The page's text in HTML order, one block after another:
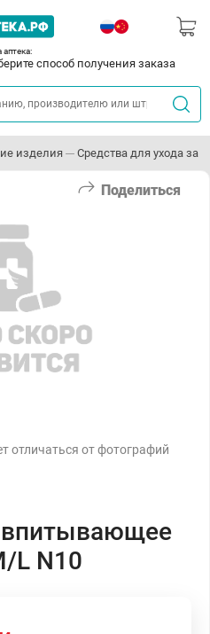
аптека:
способ получения заказа
изделия Средства для ухода за
Поделиться
отличаться от фотографий
впитывающее
L N10